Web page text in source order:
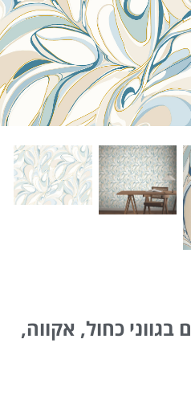
helps
בגווני כחול, אקווה,